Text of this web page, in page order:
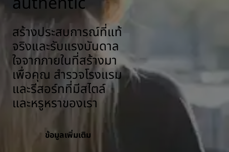
สร้างประสบการณ์ที่แท้
จริงและรับแรงบันดาล
ใจจากภายในที่สร้างมา
เพื่อคุณ สำรวจโรงแรม
และรีสอร์ทที่มีสไตล์
และหรูหราของเรา
ข้อมูลเพิ่มเติม